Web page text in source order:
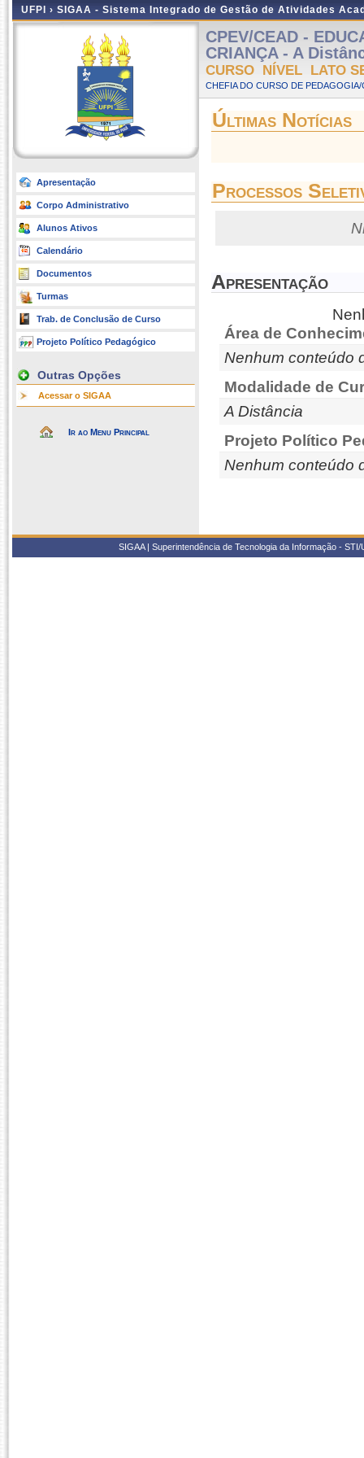
UFPI › SIGAA - Sistema Integrado de Gestão de Atividades
Apresentação
Corpo Administrativo
Alunos Ativos
Calendário
Documentos
Turmas
Trab. de Conclusão de Curso
Projeto Político Pedagógico
Outras Opções
Acessar o SIGAA
Ir ao Menu Principal
CPEV/CEAD -
CRIANÇA - A
CURSO NÍVEL LATO
CHEFIA DO CURSO DE
Últimas Notícias
Processos
Apresentação
Área de
Nenhum conteúdo
Modalidade de
A Distância
Projeto Político
Nenhum conteúdo
SIGAA | Superintendência de Tecnologia da Informação -